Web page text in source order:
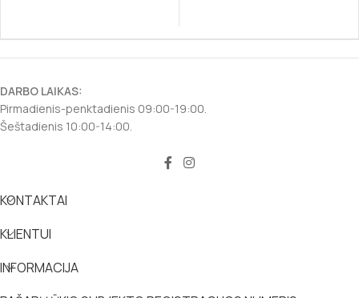
DARBO LAIKAS:
Pirmadienis-penktadienis 09:00-19:00.
Šeštadienis 10:00-14:00.
KONTAKTAI
KLIENTUI
INFORMACIJA